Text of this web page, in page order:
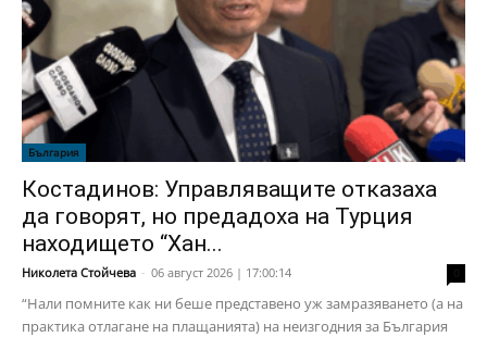
България
Костадинов: Управляващите отказаха
да говорят, но предадоха на Турция
находището “Хан...
Николета Стойчева - 06 август 2026 | 17:00:14
“Нали помните как ни беше представено уж замразяването (а на
практика отлагане на плащанията) на неизгодния за България